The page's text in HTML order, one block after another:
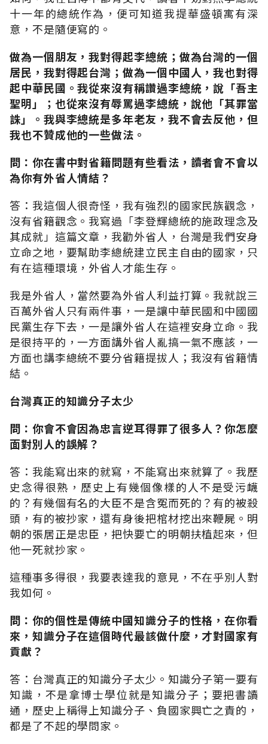
十一年的總統作為，便可知道我提華盛頓寓有深
意，不是隨便寫的。
做為一個朋友，我對得起李總統；做為台灣的一個
居民，我對得起台灣；做為一個中國人，我也對得
起中華民國。我從來沒有稱讚過李總統，說「吾主
聖明」；也從來沒有辱罵過李總統，說他「其罪當
誅」。我與李總統是多年老友，我不會去反他，但
我也不贊成他的一些做法。
問：你在書中對省籍問題有些看法，讀者會不會以
為你有外省人情結？
答：我這個人很奇怪，我有強烈的國家民族觀念，
沒有省籍觀念。我寫過「李登輝總統的施政理念及
其成就」這篇文章，我勸外省人，台灣是我們安身
立命之地，要幫助李總統建立民主自由的國家，只
有在這種環境，外省人才能生存。
我是外省人，當然要為外省人利益打算。我就說三
百萬外省人只有兩件事，一是讓中華民國和中國國
民黨生存下去，一是讓外省人在這裡安身立命。我
是很持平的，一方面講外省人亂搞一氣不應該，一
方面也講李總統不要分省籍提拔人；我沒有省籍情
結。
台灣真正的知識分子太少
問：你會不會因為忠言逆耳得罪了很多人？你怎麼
面對別人的誤解？
答：我能寫出來的就寫，不能寫出來就算了。我歷
史念得很熟，歷史上有幾個像樣的人不是受污衊
的？有幾個有名的大臣不是含冤而死的？有的被殺
頭，有的被抄家，還有身後把棺材挖出來鞭屍。明
朝的張居正是忠臣，把快要亡的明朝扶植起來，但
他一死就抄家。
這種事多得很，我要表達我的意見，不在乎別人對
我如何。
問：你的個性是傳統中國知識分子的性格，在你看
來，知識分子在這個時代最該做什麼，才對國家有
貢獻？
答：台灣真正的知識分子太少。知識分子第一要有
知識，不是拿博士學位就是知識分子；要把書讀
通，歷史上稱得上知識分子、負國家興亡之責的，
都是了不起的學問家。